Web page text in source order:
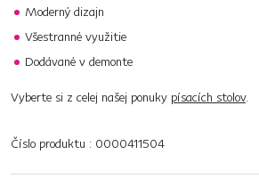
Moderný dizajn
Všestranné využitie
Dodávané v demonte
Vyberte si z celej našej ponuky písacích stolov.
Číslo produktu : 0000411504